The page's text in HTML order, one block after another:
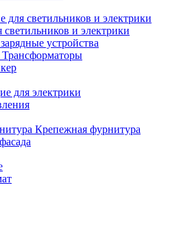
и электрики
устройства
для электрики
Крепежная фурнитура